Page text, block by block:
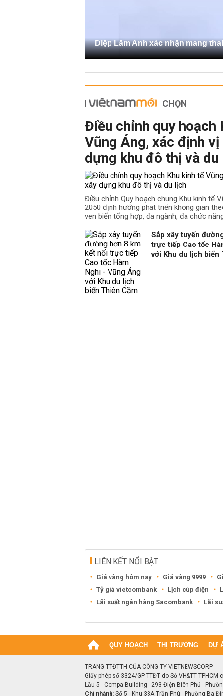
Diệp Lâm Anh xác nhận mang thai
CHỌN
Điều chỉnh quy hoạch
Vũng Áng, xác định
dựng khu đô thị và du
Điều chỉnh Quy hoạch chung Khu kinh tế
2050 định hướng phát triển không gian
ven biển tổng hợp, đa ngành, đa chức
Sắp xây tuyến
trực tiếp Cao tốc
với Khu du lịch biển
LIÊN KẾT NỔI BẬT
Giá vàng hôm nay Giá vàng 9999
Tỷ giá vietcombank
Lịch cúp điện
Lãi suất ngân hàng Sacombank
Lãi
QUY HOẠCH THỊ TRƯỜNG DỰ
TRANG TTĐTTH CỦA CÔNG TY VIETNEWSCORP
Giấy phép số 3324/GP-TTĐT do Sở VH&TT
Lầu 5 - Compa Building - 293 Điện Biên Phủ -
Chi nhánh: Số 5 - Khu 38A Trần Phú - Phường Ba